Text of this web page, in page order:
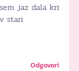
jaz dala kri
stari
Odgovori